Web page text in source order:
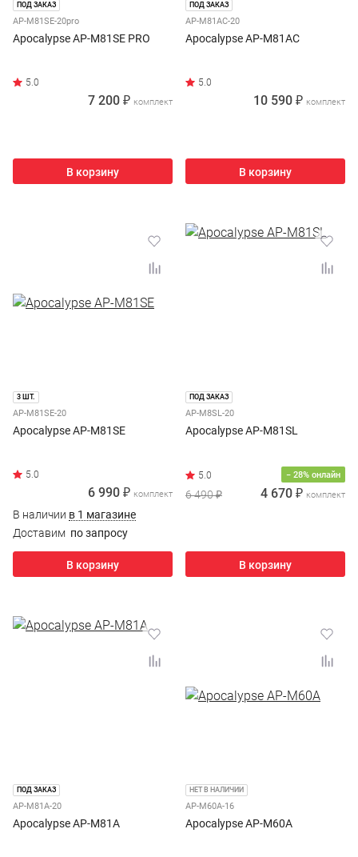
ПОД ЗАКАЗ
AP-M81SE-20pro
Apocalypse AP-M81SE PRO
7 200 ₽ комплект
В корзину
ПОД ЗАКАЗ
AP-M81AC-20
Apocalypse AP-M81AC
10 590 ₽ комплект
В корзину
3 ШТ.
AP-M81SE-20
Apocalypse AP-M81SE
6 990 ₽ комплект
В наличии в 1 магазине
Доставим по запросу
В корзину
ПОД ЗАКАЗ
AP-M8SL-20
Apocalypse AP-M81SL
− 28% онлайн
6 490 ₽ 4 670 ₽ комплект
В корзину
ПОД ЗАКАЗ
AP-M81A-20
Apocalypse AP-M81A
НЕТ В НАЛИЧИИ
AP-M60A-16
Apocalypse AP-M60A